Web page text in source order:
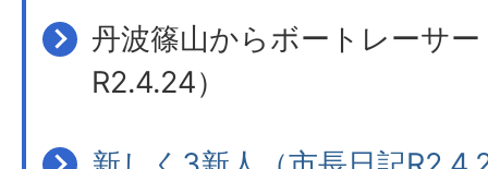
丹波篠山からボートレーサ
R2.4.24）